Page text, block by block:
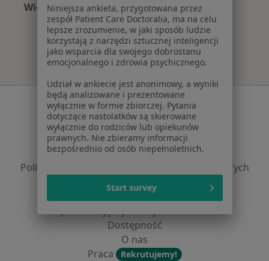
Więcej (2)
Więcej w kategorii: Najpopularniejsze
Serwis
Regulamin
Polityka prywatności pacjentów
Polityka prywatności profesjonalistów
Polityka prywatności dla profesjonalistów, których
dane pozyskaliśmy samodzielnie
Polityka cookies
Dostępność
O nas
Praca
Rekrutujemy!
Niniejsza ankieta, przygotowana przez
zespół Patient Care Doctoralia, ma na celu
lepsze zrozumienie, w jaki sposób ludzie
korzystają z narzędzi sztucznej inteligencji
jako wsparcia dla swojego dobrostanu
emocjonalnego i zdrowia psychicznego.
Udział w ankiecie jest anonimowy, a wyniki
będą analizowane i prezentowane
wyłącznie w formie zbiorczej. Pytania
dotyczące nastolatków są skierowane
wyłącznie do rodziców lub opiekunów
prawnych. Nie zbieramy informacji
bezpośrednio od osób niepełnoletnich.
Start survey